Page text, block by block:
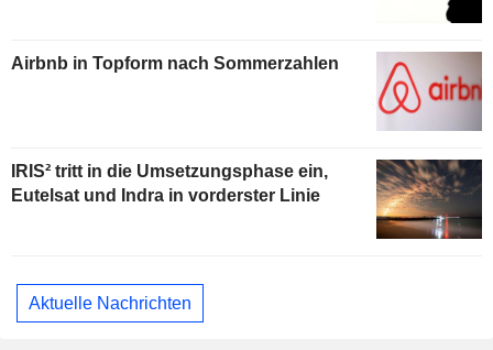
Airbnb in Topform nach Sommerzahlen
IRIS² tritt in die Umsetzungsphase ein,
Eutelsat und Indra in vorderster Linie
Aktuelle Nachrichten